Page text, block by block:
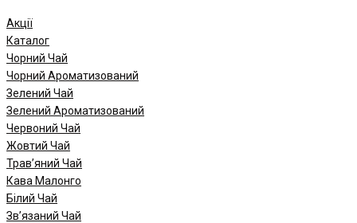
Акції
Каталог
Чорний Чай
Чорний Ароматизований
Зелений Чай
Зелений Ароматизований
Червоний Чай
Жовтий Чай
Трав’яний Чай
Кава Малонго
Білий Чай
Зв’язаний Чай